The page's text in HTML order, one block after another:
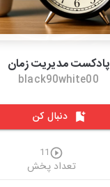
پادکست مدیریت زمان
black90white00
دنبال کن
11
تعداد پخش